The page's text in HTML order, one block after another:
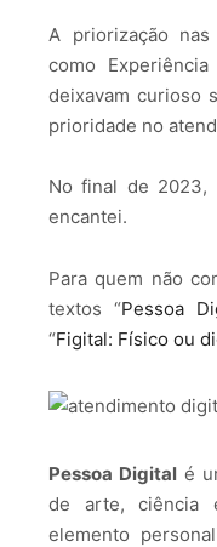
A priorização
como
deixavam curioso
prioridade no
No final de 2023,
encantei.
Para quem não
textos “Pessoa
“Figital: Físico ou
Pessoa Digitalé
de arte, ciência
elemento